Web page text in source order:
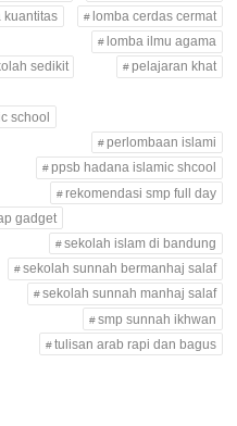
kuantitas
lomba cerdas cermat
lomba ilmu agama
sedikit
pelajaran khat
school
perlombaan islami
ppsb hadana islamic shcool
rekomendasi smp full day
gadget
sekolah islam di bandung
sekolah sunnah bermanhaj salaf
sekolah sunnah manhaj salaf
smp sunnah ikhwan
tulisan arab rapi dan bagus